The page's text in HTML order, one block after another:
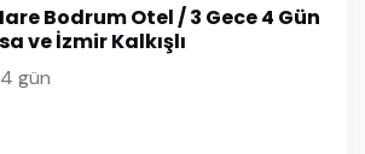
Bodrum Otel / 3 Gece 4 Gün
ve İzmir Kalkışlı
4 gün